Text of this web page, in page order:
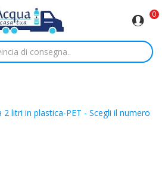
0
litri in plastica-PET - Scegli il numero